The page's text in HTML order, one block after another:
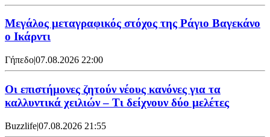
Μεγάλος μεταγραφικός στόχος της Ράγιο Βαγεκάνο
ο Ικάρντι
Γήπεδο|07.08.2026 22:00
Οι επιστήμονες ζητούν νέους κανόνες για τα
καλλυντικά χειλιών – Τι δείχνουν δύο μελέτες
Buzzlife|07.08.2026 21:55